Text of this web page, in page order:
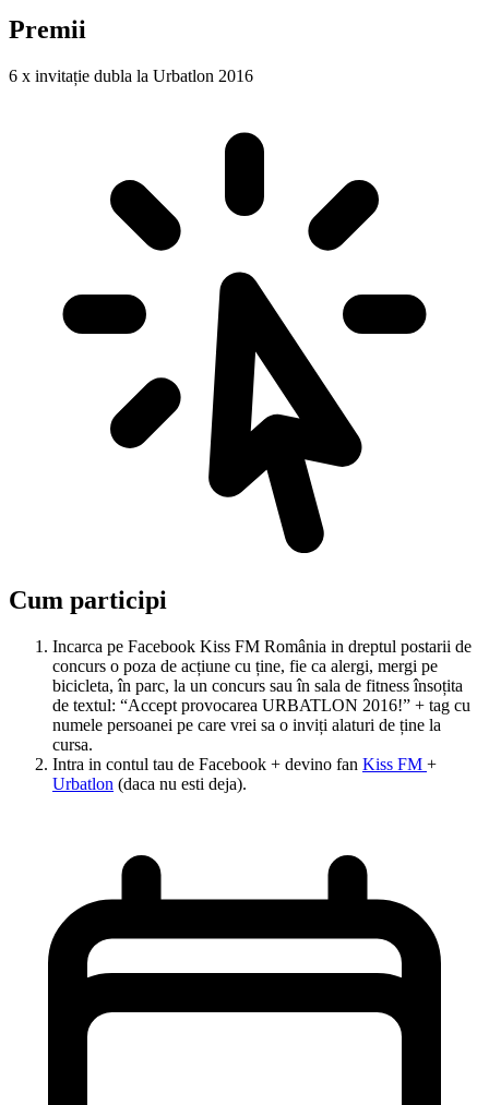
Premii
6 x invitație dubla la Urbatlon 2016
Cum participi
Incarca pe Facebook Kiss FM România in dreptul postarii de
concurs o poza de acțiune cu ține, fie ca alergi, mergi pe
bicicleta, în parc, la un concurs sau în sala de fitness însoțita
de textul: “Accept provocarea URBATLON 2016!” + tag cu
numele persoanei pe care vrei sa o inviți alaturi de ține la
cursa.
Intra in contul tau de Facebook + devino fan Kiss FM +
Urbatlon (daca nu esti deja).